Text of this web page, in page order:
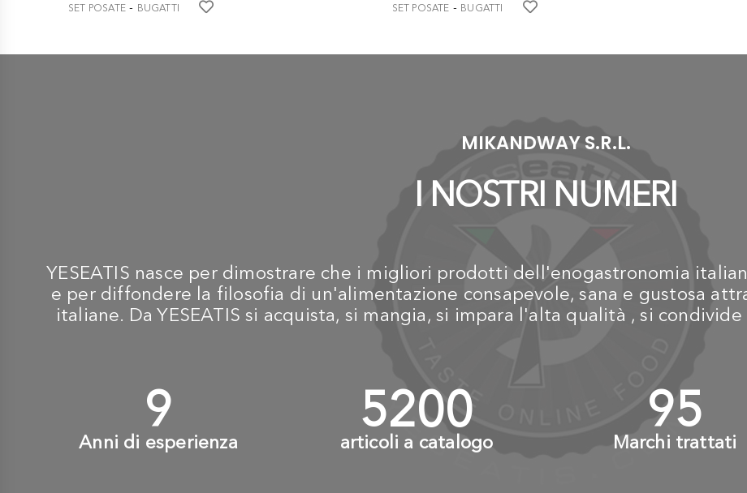
SET POSATE - BUGATTI
MEDIOEVO - 24 Pezzi -
SET POSATE - BUGATTI
settimocielo - set 75 pezzi
MIKANDWAY S.R.L.
I NOSTRI NUMERI
YESEATIS nasce per dimostrare che i migliori prodotti dell'enogastronomia
e per diffondere la filosofia di un'alimentazione consapevole, sana e gustosa
italiane. Da YESEATIS si acquista, si mangia, si impara l'alta qualità , si
10+
Anni di esperienza
6000+
articoli a catalogo
110+
Marchi trattati